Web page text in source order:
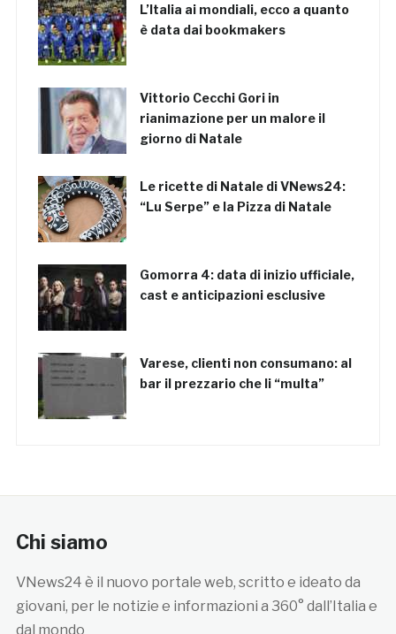
L’Italia ai mondiali, ecco a quanto
è data dai bookmakers
Vittorio Cecchi Gori in
rianimazione per un malore il
giorno di Natale
Le ricette di Natale di VNews24:
“Lu Serpe” e la Pizza di Natale
Gomorra 4: data di inizio ufficiale,
cast e anticipazioni esclusive
Varese, clienti non consumano: al
bar il prezzario che li “multa”
Chi siamo
VNews24 è il nuovo portale web, scritto e ideato da
giovani, per le notizie e informazioni a 360° dall’Italia e
dal mondo